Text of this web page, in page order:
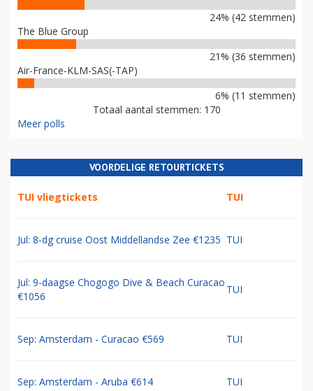
24% (42 stemmen)
The Blue Group
21% (36 stemmen)
Air-France-KLM-SAS(-TAP)
6% (11 stemmen)
Totaal aantal stemmen: 170
Meer polls
VOORDELIGE RETOURTICKETS
TUI vliegtickets TUI
Jul: 8-dg cruise Oost Middellandse Zee €1235 TUI
Jul: 9-daagse Chogogo Dive & Beach Curacao
€1056
TUI
Sep: Amsterdam - Curacao €569 TUI
Sep: Amsterdam - Aruba €614 TUI